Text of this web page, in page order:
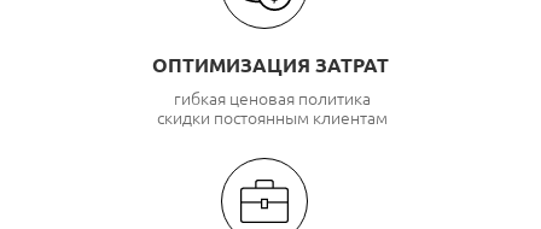
ОПТИМИЗАЦИЯ ЗАТРАТ
гибкая ценовая политика
скидки постоянным клиентам